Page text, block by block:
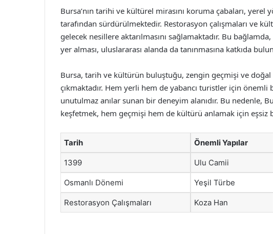
Bursa’nın tarihi ve kültürel mirasını koruma çabaları,
tarafından sürdürülmektedir. Restorasyon çalışmaları ve
gelecek nesillere aktarılmasını sağlamaktadır. Bu bağlamda,
yer alması, uluslararası alanda da tanınmasına katkıda
Bursa, tarih ve kültürün buluştuğu, zengin geçmişi ve
çıkmaktadır. Hem yerli hem de yabancı turistler için
unutulmaz anılar sunan bir deneyim alanıdır. Bu nedenle,
keşfetmek, hem geçmişi hem de kültürü anlamak için eşsiz
Tarih Önemli Yapılar
1399 Ulu Camii
Osmanlı Dönemi Yeşil Türbe
Restorasyon Çalışmaları Koza Han